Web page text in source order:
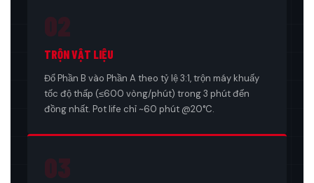
02
TRỘN VẬT LIỆU
Đổ Phần B vào Phần A theo tỷ lệ 3:1, trộn máy khuấy
tốc độ thấp (≤600 vòng/phút) trong 3 phút đến
đồng nhất. Pot life chỉ ~60 phút @20°C.
03